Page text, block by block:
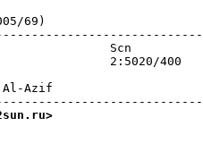
69)
Scn
2:5020/400
Al-Azif